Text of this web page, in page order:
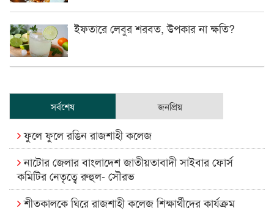
ইফতারে লেবুর শরবত, উপকার না ক্ষতি?
সর্বশেষ জনপ্রিয়
ফুলে ফুলে রঙিন রাজশাহী কলেজ
নাটোর জেলার বাংলাদেশ জাতীয়তাবাদী সাইবার ফোর্স
কমিটির নেতৃত্বে রুহুল- সৌরভ
শীতকালকে ঘিরে রাজশাহী কলেজ শিক্ষার্থীদের কার্যক্রম